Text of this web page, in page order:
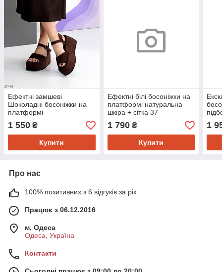
Ефектні замшеві
Шоколадні босоніжки на
платформі
1 550 ₴
Купити
Ефектні білі босоніжки на
платформі натуральна
шкіра + сітка 37
1 790₴
Купити
1
Про нас
100% позитивних з 6 відгуків за рік
Працює з 06.12.2016
м. Одеса
Одеса, Україна
Контакти